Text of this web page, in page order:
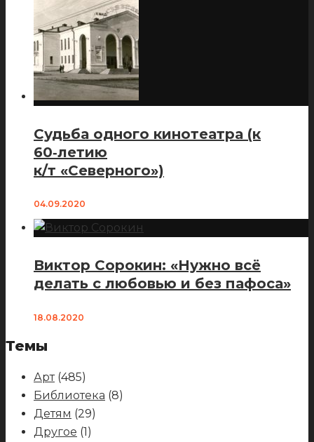
Судьба одного кинотеатра (к
60‑летию
к/т «Северного»)
04.09.2020
Виктор Сорокин: «Нужно всё
делать с любовью и без пафоса»
18.08.2020
Темы
Арт(485)
Библиотека (8)
Детям (29)
Другое (1)